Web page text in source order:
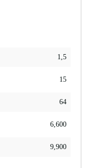
1,5
15
64
6,600
9,900